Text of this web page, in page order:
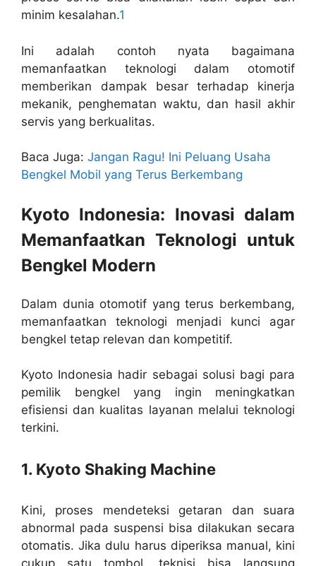
minim kesalahan.1
Ini adalah contoh nyata bagaimana
memanfaatkan teknologi dalam otomotif
memberikan dampak besar terhadap kinerja
mekanik, penghematan waktu, dan hasil akhir
servis yang berkualitas.
Baca Juga: Jangan Ragu! Ini Peluang Usaha
Bengkel Mobil yang Terus Berkembang
Kyoto Indonesia: Inovasi dalam
Memanfaatkan Teknologi untuk
Bengkel Modern
Dalam dunia otomotif yang terus berkembang,
memanfaatkan teknologi menjadi kunci agar
bengkel tetap relevan dan kompetitif.
Kyoto Indonesia hadir sebagai solusi bagi para
pemilik bengkel yang ingin meningkatkan
efisiensi dan kualitas layanan melalui teknologi
terkini.
1. Kyoto Shaking Machine
Kini, proses mendeteksi getaran dan suara
abnormal pada suspensi bisa dilakukan secara
otomatis. Jika dulu harus diperiksa manual, kini
cukup satu tombol, teknisi bisa langsung